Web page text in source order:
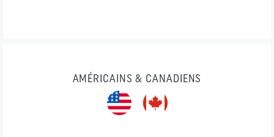
AMÉRICAINS & CANADIENS